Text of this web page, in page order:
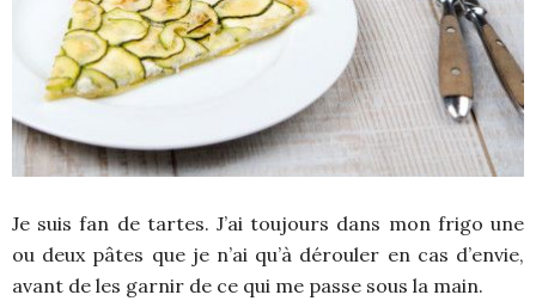
Je suis fan de tartes. J’ai toujours dans mon frigo une
ou deux pâtes que je n’ai qu’à dérouler en cas d’envie,
avant de les garnir de ce qui me passe sous la main.